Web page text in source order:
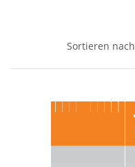
Sortieren nach